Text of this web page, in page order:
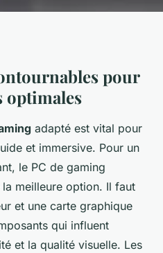
Dénichez
pour des
en ligne
lecture
pour
optimales
adapté est vital pour
et immersive. Pour un
le PC de gaming
la meilleure option. Il faut
et une carte graphique
qui influent
et la qualité visuelle. Les